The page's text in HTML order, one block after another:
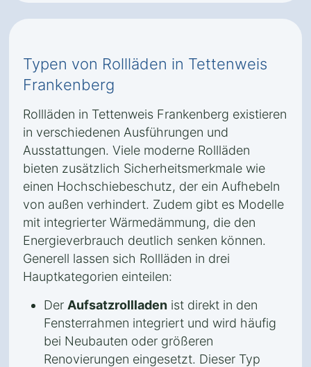
Typen von Rollläden in Tettenweis
Frankenberg
Rollläden in Tettenweis Frankenberg existieren
in verschiedenen Ausführungen und
Ausstattungen. Viele moderne Rollläden
bieten zusätzlich Sicherheitsmerkmale wie
einen Hochschiebeschutz, der ein Aufhebeln
von außen verhindert. Zudem gibt es Modelle
mit integrierter Wärmedämmung, die den
Energieverbrauch deutlich senken können.
Generell lassen sich Rollläden in drei
Hauptkategorien einteilen:
Der Aufsatzrollladen ist direkt in den
Fensterrahmen integriert und wird häufig
bei Neubauten oder größeren
Renovierungen eingesetzt. Dieser Typ